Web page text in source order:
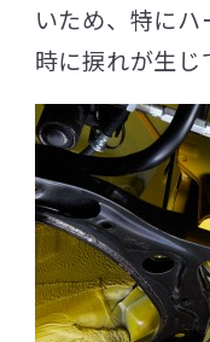
いため、特に
時に捩れが生じ